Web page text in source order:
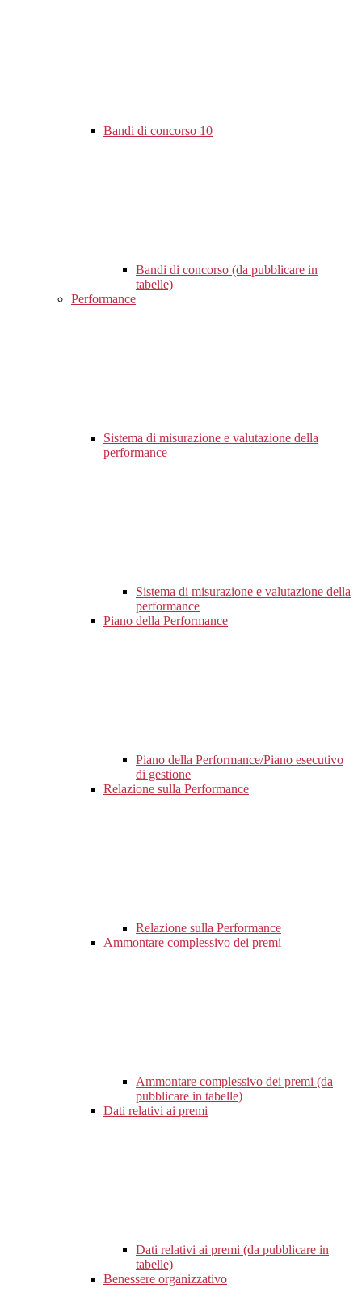
Bandi di concorso 10
Bandi di concorso (da pubblicare in
tabelle)
Performance
Sistema di misurazione e valutazione della
performance
Sistema di misurazione e valutazione della
performance
Piano della Performance
Piano della Performance/Piano esecutivo
di gestione
Relazione sulla Performance
Relazione sulla Performance
Ammontare complessivo dei premi
Ammontare complessivo dei premi (da
pubblicare in tabelle)
Dati relativi ai premi
Dati relativi ai premi (da pubblicare in
tabelle)
Benessere organizzativo